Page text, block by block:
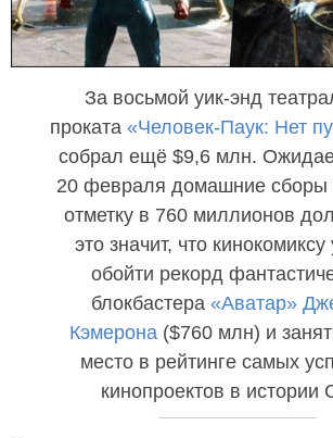
За восьмой уик-энд
проката «Человек-Паук: Нет
собрал ещё $9,6 млн.
20 февраля домашние сборы
отметку в 760 миллионов
это значит, что кинокомиксу
обойти рекорд
блокбастера «Аватар»
Кэмерона ($760 млн) и
место в рейтинге самых
кинопроектов в